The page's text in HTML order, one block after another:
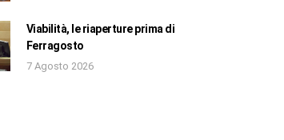
Viabilità, le riaperture prima di
Ferragosto
7 Agosto 2026